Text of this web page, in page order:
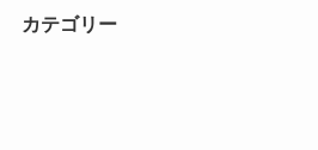
カテゴリー